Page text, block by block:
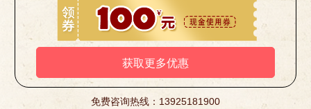
免费咨询热线：13925181900